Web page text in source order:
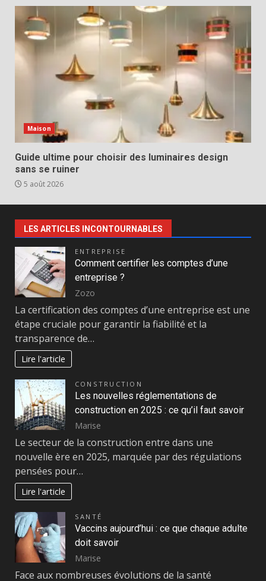
Maison
Guide ultime pour choisir des luminaires design
sans se ruiner
5 août 2026
LES ARTICLES INCONTOURNABLES
ENTREPRISE
Comment certifier les comptes d’une
entreprise ?
Zozo
La certification des comptes d’une entreprise est une
étape cruciale pour garantir la fiabilité et la
transparence de…
Lire l'article
CONSTRUCTION
Les nouvelles réglementations de
construction en 2025 : ce qu’il faut savoir
Marise
Le secteur de la construction entre dans une
nouvelle ère en 2025, marquée par des régulations
pensées pour…
Lire l'article
SANTÉ
Vaccins aujourd’hui : ce que chaque adulte
doit savoir
Marise
Face aux nombreuses évolutions de la santé